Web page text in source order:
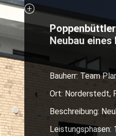
Neubau
Bauherr: Team
Ort: Norderstedt,
Beschreibung:
Leistungsphasen: